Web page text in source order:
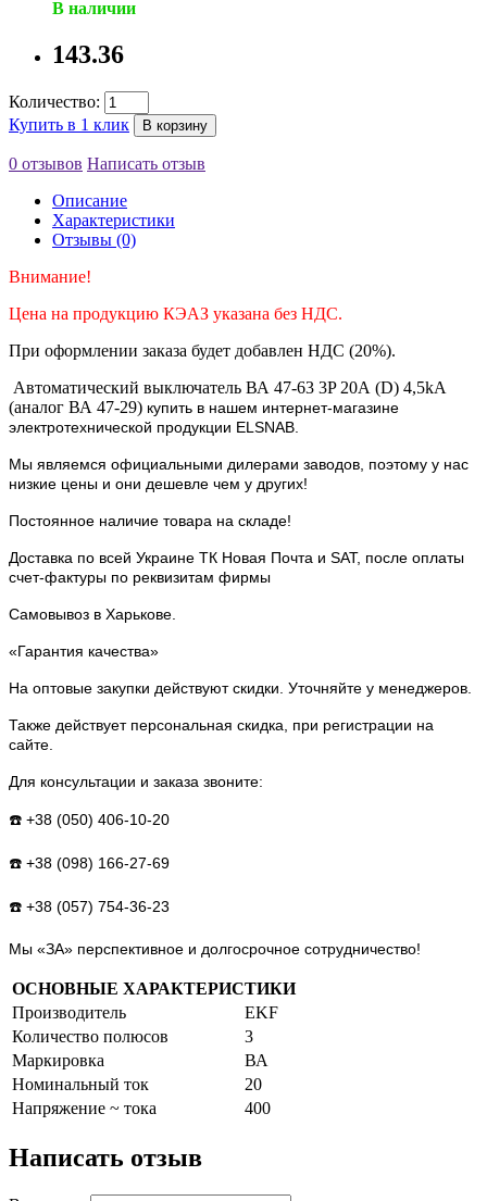
В наличии
143.36
Количество:
Купить в 1 клик
В корзину
0 отзывов Написать отзыв
Описание
Характеристики
Отзывы (0)
Внимание!
Цена на продукцию КЭАЗ указана без НДС.
При оформлении заказа будет добавлен НДС (20%).
Автоматический выключатель ВА 47-63 3P 20А (D) 4,5kA
(аналог ВА 47-29) купить в нашем интернет-магазине
электротехнической продукции ELSNAB.
Мы являемся официальными дилерами заводов, поэтому у нас
низкие цены и они дешевле чем у других!
Постоянное наличие товара на складе!
Доставка по всей Украине ТК Новая Почта и SAT, после оплаты
счет-фактуры по реквизитам фирмы
Самовывоз в Харькове.
«Гарантия качества»
На оптовые закупки действуют скидки. Уточняйте у менеджеров.
Также действует персональная скидка, при регистрации на
сайте.
Для консультации и заказа звоните:
☎️ +38 (050) 406-10-20
☎️ +38 (098) 166-27-69
☎️ +38 (057) 754-36-23
Мы «ЗА» перспективное и долгосрочное сотрудничество!
ОСНОВНЫЕ ХАРАКТЕРИСТИКИ
Производитель
EKF
Количество полюсов
3
Маркировка
ВА
Номинальный ток
20
Напряжение ~ тока
400
Написать отзыв